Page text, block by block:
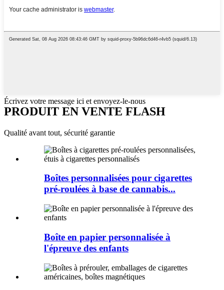
Écrivez votre message ici et envoyez-le-nous
PRODUIT EN VENTE FLASH
Qualité avant tout, sécurité garantie
Boîtes personnalisées pour cigarettes
pré-roulées à base de cannabis...
Boîte en papier personnalisée à
l'épreuve des enfants